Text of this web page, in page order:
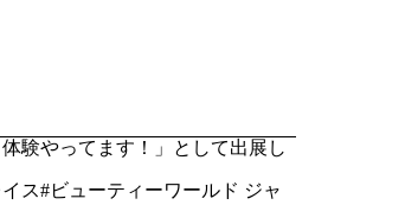
験やってます！」として出展し
ス#ビューティーワールド ジャ